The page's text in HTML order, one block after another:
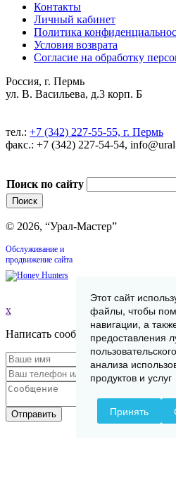
Контакты
Личный кабинет
Политика
Условия возврата
Согласие на обработку
Россия, г. Пермь
ул. В. Васильева, д.3 корп. Б
тел.: +7 (342) 227-55-55, г. Пермь
факс.: +7 (342) 227-54-54,
Поиск по сайту
© 2026, “Урал-Мастер”
Обслуживание и
продвижение сайта
x
Написать сообщение
Отправить
Этот сайт
файлы, чтобы
навигации, а
предоставления
анализа
продуктов и услуг
Принять